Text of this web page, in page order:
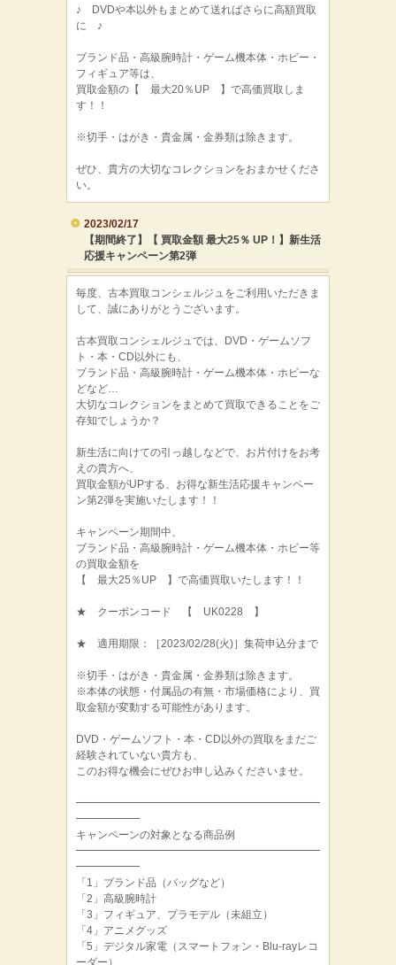
♪ DVDや本以外もまとめて送ればさらに高額買取
に ♪
ブランド品・高級腕時計・ゲーム機本体・ホビー・
フィギュア等は、
買取金額の【 最大20％UP 】で高価買取しま
す！！
※切手・はがき・貴金属・金券類は除きます。
ぜひ、貴方の大切なコレクションをおまかせくださ
い。
2023/02/17
【期間終了】【 買取金額 最大25％ UP！】新生活
応援キャンペーン第2弾
毎度、古本買取コンシェルジュをご利用いただきま
して、誠にありがとうございます。
古本買取コンシェルジュでは、DVD・ゲームソフ
ト・本・CD以外にも、
ブランド品・高級腕時計・ゲーム機本体・ホビーな
どなど…
大切なコレクションをまとめて買取できることをご
存知でしょうか？
新生活に向けての引っ越しなどで、お片付けをお考
えの貴方へ、
買取金額がUPする、お得な新生活応援キャンペー
ン第2弾を実施いたします！！
キャンペーン期間中、
ブランド品・高級腕時計・ゲーム機本体・ホビー等
の買取金額を
【 最大25％UP 】で高価買取いたします！！
★ クーポンコード 【 UK0228 】
★ 適用期限：［2023/02/28(火)］集荷申込分まで
※切手・はがき・貴金属・金券類は除きます。
※本体の状態・付属品の有無・市場価格により、買
取金額が変動する可能性があります。
DVD・ゲームソフト・本・CD以外の買取をまだご
経験されていない貴方も、
このお得な機会にぜひお申し込みくださいませ。
━━━━━━━━━━━━━━━━━━━━━━━
━━━━━━
キャンペーンの対象となる商品例
━━━━━━━━━━━━━━━━━━━━━━━
━━━━━━
「1」ブランド品（バッグなど）
「2」高級腕時計
「3」フィギュア、プラモデル（未組立）
「4」アニメグッズ
「5」デジタル家電（スマートフォン・Blu-rayレコ
ーダー）